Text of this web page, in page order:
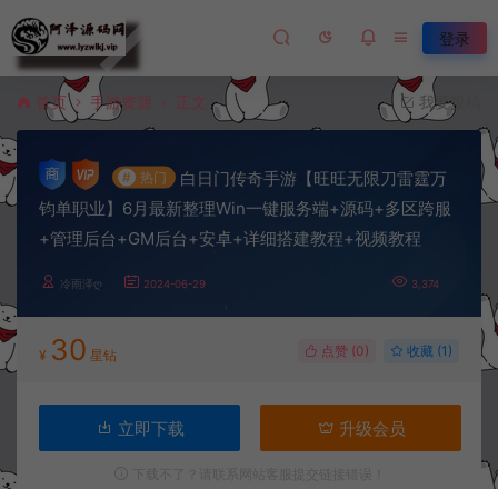
登录
首页 手游资源 正文 我要投稿
# 热门
白日门传奇手游【旺旺无限刀雷霆万
钧单职业】6月最新整理Win一键服务端+源码+多区跨服
+管理后台+GM后台+安卓+详细搭建教程+视频教程
冷雨泽ღ 2024-06-29 3,374
¥ 30 星钻 点赞 (0) 收藏 (1)
立即下载 升级会员